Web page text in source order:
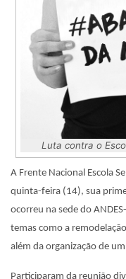
Luta contra o
A Frente Nacional Escola
quinta-feira (14), sua
ocorreu na sede do
temas como a
além da organização de
Participaram da reunião